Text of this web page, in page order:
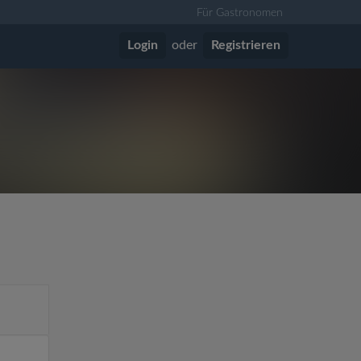
Für Gastronomen
Login oder Registrieren